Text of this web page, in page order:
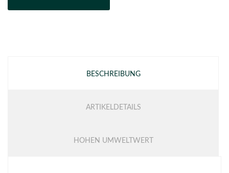
BESCHREIBUNG
ARTIKELDETAILS
HOHEN UMWELTWERT